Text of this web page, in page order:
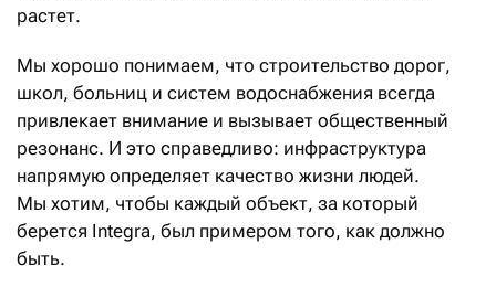
растет.
Мы хорошо понимаем, что строи­тельство дорог,
школ, больниц и систем водоснабжения всегда
привлекает внимание и вызывает общественный
резонанс. И это справедливо: инфраструктура
напрямую определяет качество жизни людей.
Мы хотим, чтобы каждый объект, за который
берется Integra, был примером того, как должно
быть.